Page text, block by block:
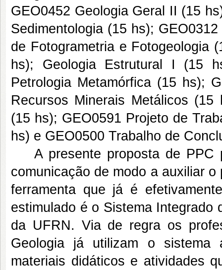
GEO0452 Geologia Geral II (15
Sedimentologia (15 hs);
de Fotogrametria e Fotogeologia
hs); Geologia Estrutural I (15
Petrologia Metamórfica (15 hs);
Recursos Minerais Metálicos
(15 hs); GEO0591 Projeto de
hs) e GEO0500 Trabalho de
A presente proposta de PPC
comunicação de modo a auxiliar
ferramenta que já é
estimulado é o Sistema Integrado
da UFRN. Via de regra os
Geologia já utilizam o sistema
materiais didáticos e atividades